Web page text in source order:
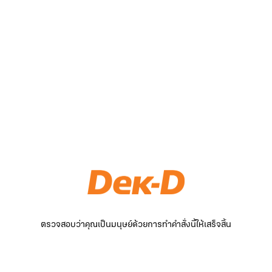
ตรวจสอบว่าคุณเป็นมนุษย์ด้วยการทำคำสั่งนี้ให้เสร็จสิ้น